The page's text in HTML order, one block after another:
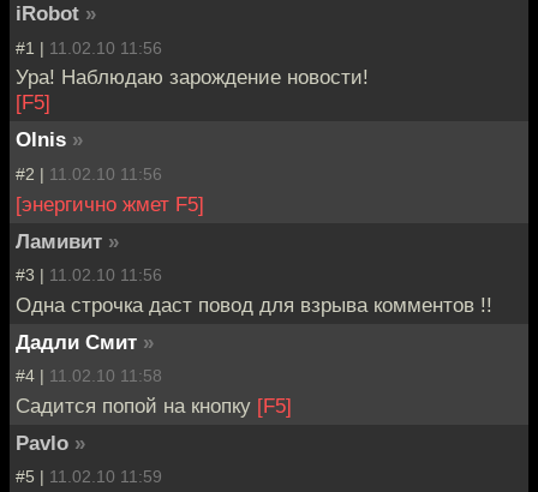
iRobot »
#1 | 11.02.10 11:56
Ура! Наблюдаю зарождение новости!
[F5]
Olnis »
#2 | 11.02.10 11:56
[энергично жмет F5]
Ламивит »
#3 | 11.02.10 11:56
Одна строчка даст повод для взрыва комментов !!
Дадли Смит »
#4 | 11.02.10 11:58
Садится попой на кнопку [F5]
Pavlo »
#5 | 11.02.10 11:59